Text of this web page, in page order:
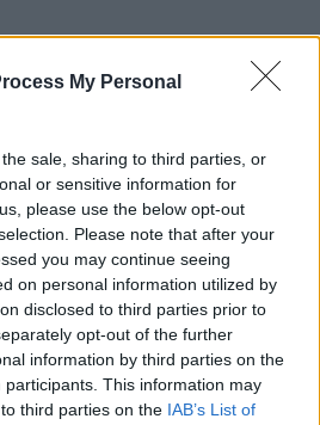
My Personal
sale, sharing to third parties, or
or sensitive information for
please use the below opt-out
Please note that after your
you may continue seeing
on personal information utilized by
disclosed to third parties prior to
opt-out of the further
information by third parties on the
participants. This information may
third parties on the IAB’s List of
δικαίωμα για αμυντικές
ενεργειακές
οι περιορισμοί που
ανάγκες στο πεδίο της
δύσκολο να μεταφέρεις
δαπανών. Αυτό που «δίνεις»
θα φύγει από την άμυνα…